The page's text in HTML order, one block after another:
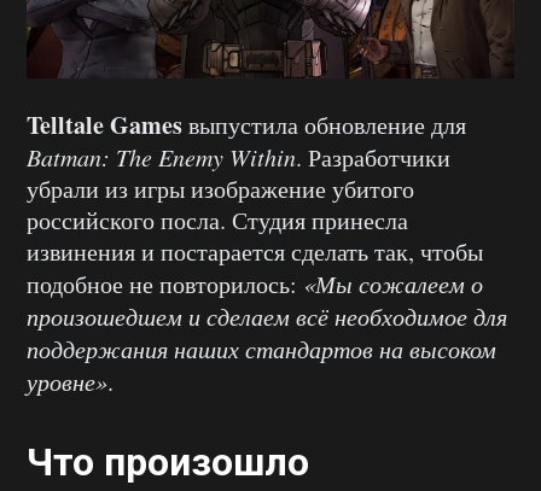
Telltale Gamesвыпустила обновление для
Batman: The Enemy Within. Разработчики
убрали из игры изображение убитого
российского посла. Студия принесла
извинения и постарается сделать так, чтобы
подобное не повторилось: «Мы сожалеем о
произошедшем и сделаем всё необходимое для
поддержания наших стандартов на высоком
уровне».
Что произошло